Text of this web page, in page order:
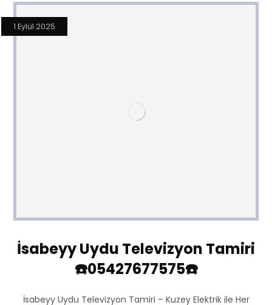
İsabeyy Uydu Televizyon Tamiri
☎️05427677575☎️
1 Eylül 2025
İsabeyy Uydu Televizyon Tamiri – Kuzey Elektrik ile Her